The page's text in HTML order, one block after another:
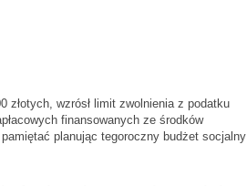
złotych, wzrósł limit zwolnienia z podatku
finansowanych ze środków
planując tegoroczny budżet socjalny